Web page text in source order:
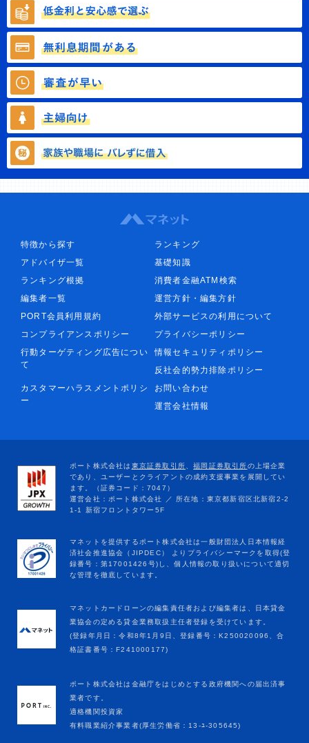
特徴から探す
ランキング
アドバイザ一覧
基礎知識
ランキング根拠
消費者金融ATM検索
編集者一覧
運営方針・編集方針
PORT会員利用規約
外部サービスの利用について
コンプライアンスポリシー
プライバシーポリシー
行動ターゲティング広告につい
て
情報セキュリティポリシー
反社会的勢力排除ポリシー
カスタマーハラスメントポリシ
ー
お問い合わせ
運営会社情報
マネットカードローンの編集責任者および編集者は、日本貸金
業協会の定める貸金業務取扱主任者登録を受けています。
(登録年月日：令和8年1月9日、登録番号：K250020096、合
格証書番号：F241000177)
ポート株式会社は金融庁をはじめとする政府機関への届出済事
業者です。
適格機関投資家
有料職業紹介事業者(厚生労働省：13-ﾕ-305645)